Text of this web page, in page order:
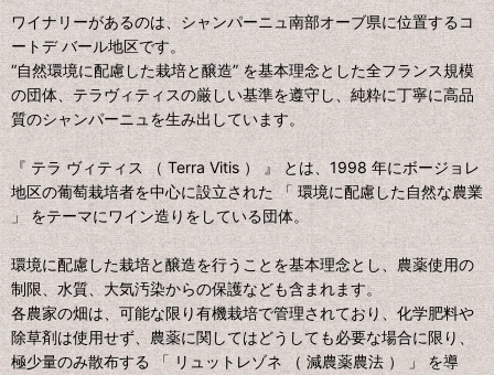
ワイナリーがあるのは、シャンパーニュ南部オーブ県に位置するコ
ートデ バール地区です。
“自然環境に配慮した栽培と醸造” を基本理念とした全フランス規模
の団体、テラヴィティスの厳しい基準を遵守し、純粋に丁寧に高品
質のシャンパーニュを生み出しています。
『 テラ ヴィティス （ Terra Vitis ） 』 とは、1998 年にボージョレ
地区の葡萄栽培者を中心に設立された 「 環境に配慮した自然な農業
」 をテーマにワイン造りをしている団体。
環境に配慮した栽培と醸造を行うことを基本理念とし、農薬使用の
制限、水質、大気汚染からの保護なども含まれます。
各農家の畑は、可能な限り有機栽培で管理されており、化学肥料や
除草剤は使用せず、農薬に関してはどうしても必要な場合に限り、
極少量のみ散布する 「 リュットレゾネ （ 減農薬農法 ） 」 を導